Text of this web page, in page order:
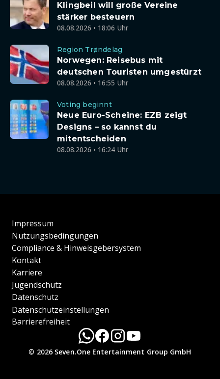
Klingbeil will große Vereine
stärker besteuern
08.08.2026 • 18:06 Uhr
Region Trøndelag
Norwegen: Reisebus mit
deutschen Touristen umgestürzt
08.08.2026 • 16:55 Uhr
Voting beginnt
Neue Euro-Scheine: EZB zeigt
Designs – so kannst du
mitentscheiden
08.08.2026 • 16:24 Uhr
Impressum
Nutzungsbedingungen
Compliance & Hinweisgebersystem
Kontakt
Karriere
Jugendschutz
Datenschutz
Datenschutzeinstellungen
Barrierefreiheit
© 2026 Seven.One Entertainment Group GmbH